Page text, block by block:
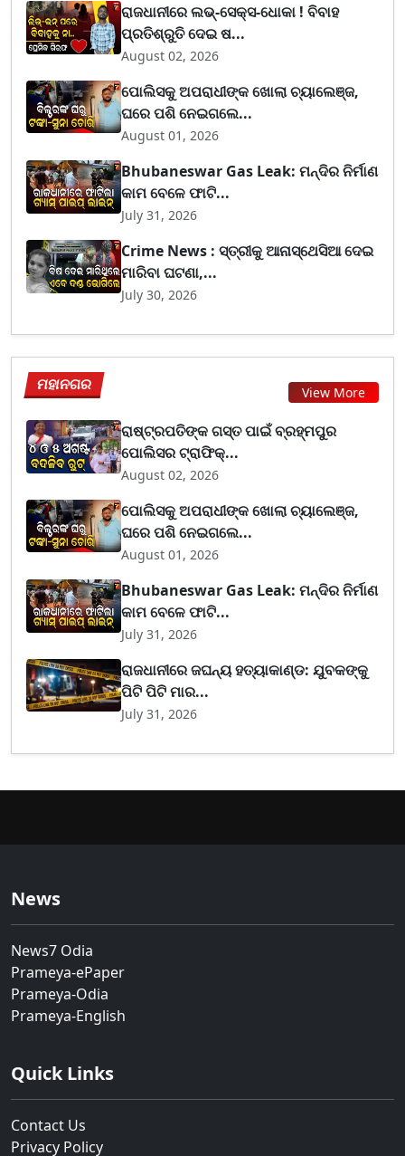
ରାଜଧାନୀରେ ଲଭ୍-ସେକ୍ସ-ଧୋକା ! ବିବାହ
ପ୍ରତିଶ୍ରୁତି ଦେଇ ଷ...
August 02, 2026
ପୋଲିସକୁ ଅପରାଧୀଙ୍କ ଖୋଲା ଚ୍ୟାଲେଞ୍ଜ,
ଘରେ ପଶି ନେଇଗଲେ...
August 01, 2026
Bhubaneswar Gas Leak: ମନ୍ଦିର ନିର୍ମାଣ
କାମ ବେଳେ ଫାଟି...
July 31, 2026
Crime News : ସ୍ତ୍ରୀକୁ ଆନାସ୍ଥେସିଆ ଦେଇ
ମାରିବା ଘଟଣା,...
July 30, 2026
ମହାନଗର View More
ରାଷ୍ଟ୍ରପତିଙ୍କ ଗସ୍ତ ପାଇଁ ବ୍ରହ୍ମପୁର
ପୋଲିସର ଟ୍ରାଫିକ୍...
August 02, 2026
ପୋଲିସକୁ ଅପରାଧୀଙ୍କ ଖୋଲା ଚ୍ୟାଲେଞ୍ଜ,
ଘରେ ପଶି ନେଇଗଲେ...
August 01, 2026
Bhubaneswar Gas Leak: ମନ୍ଦିର ନିର୍ମାଣ
କାମ ବେଳେ ଫାଟି...
July 31, 2026
ରାଜଧାନୀରେ ଜଘନ୍ୟ ହତ୍ୟାକାଣ୍ଡ: ଯୁବକଙ୍କୁ
ପିଟି ପିଟି ମାର...
July 31, 2026
News
News7 Odia
Prameya-ePaper
Prameya-Odia
Prameya-English
Quick Links
Contact Us
Privacy Policy